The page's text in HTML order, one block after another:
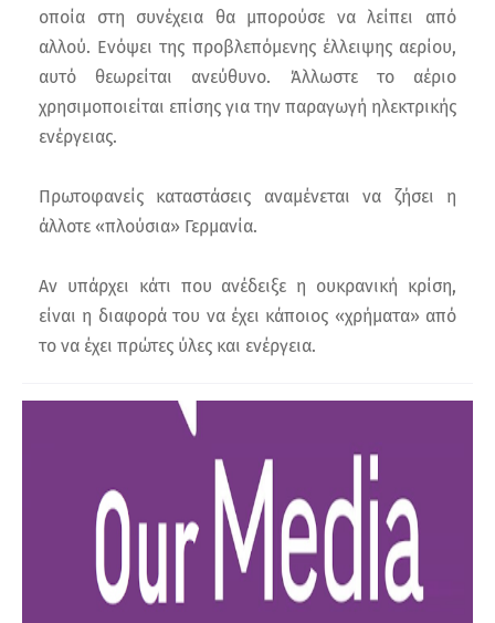
οποία στη συνέχεια θα μπορούσε να λείπει από
αλλού. Ενόψει της προβλεπόμενης έλλειψης αερίου,
αυτό θεωρείται ανεύθυνο. Άλλωστε το αέριο
χρησιμοποιείται επίσης για την παραγωγή ηλεκτρικής
ενέργειας.
Πρωτοφανείς καταστάσεις αναμένεται να ζήσει η
άλλοτε «πλούσια» Γερμανία.
Αν υπάρχει κάτι που ανέδειξε η ουκρανική κρίση,
είναι η διαφορά του να έχει κάποιος «χρήματα» από
το να έχει πρώτες ύλες και ενέργεια.